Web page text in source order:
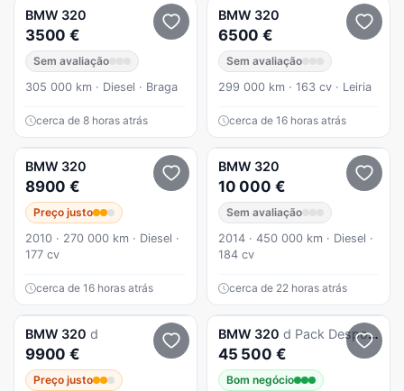
BMW 320
3500 €
Sem avaliação
305 000 km · Diesel · Braga
cerca de 8 horas atrás
BMW 320
6500 €
Sem avaliação
299 000 km · 163 cv · Leiria
cerca de 16 horas atrás
BMW 320
8900 €
Preço justo
2010 · 270 000 km · Diesel ·
177 cv
cerca de 16 horas atrás
BMW 320
10 000 €
Sem avaliação
2014 · 450 000 km · Diesel ·
184 cv
cerca de 22 horas atrás
BMW 320 d
9900 €
Preço justo
BMW 320 d Pack Desportivo M Auto
45 500 €
Bom negócio